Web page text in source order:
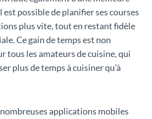
est possible de planifier ses courses
plus vite, tout en restant fidèle
Ce gain de temps est non
tous les amateurs de cuisine, qui
plus de temps à cuisiner qu’à
applications mobiles